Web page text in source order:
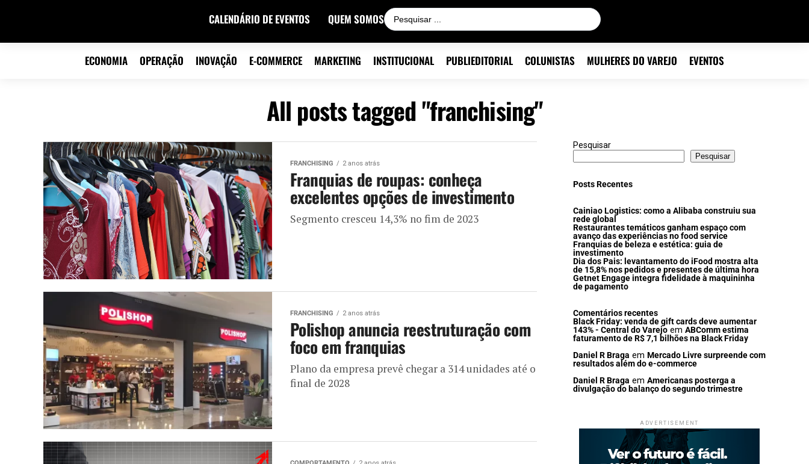
CALENDÁRIO DE EVENTOS QUEM SOMOS
ECONOMIA OPERAÇÃO INOVAÇÃO E-COMMERCE MARKETING INSTITUCIONAL PUBLIEDITORIAL COLUNISTAS MULHERES DO VAREJO EVENTOS
All posts tagged "franchising"
FRANCHISING 2 anos atrás
Franquias de roupas: conheça
excelentes opções de investimento
Segmento cresceu 14,3% no fim de 2023
FRANCHISING 2 anos atrás
Polishop anuncia reestruturação com
foco em franquias
Plano da empresa prevê chegar a 314 unidades até o
final de 2028
Pesquisar
Pesquisar
Posts Recentes
Cainiao Logistics: como a Alibaba construiu sua
rede global
Restaurantes temáticos ganham espaço com
avanço das experiências no food service
Franquias de beleza e estética: guia de
investimento
Dia dos Pais: levantamento do iFood mostra alta
de 15,8% nos pedidos e presentes de última hora
Getnet Engage integra fidelidade à maquininha
de pagamento
Comentários recentes
Black Friday: venda de gift cards deve aumentar
143% - Central do Varejo em ABComm estima
faturamento de R$ 7,1 bilhões na Black Friday
Daniel R Braga em Mercado Livre surpreende com
resultados além do e-commerce
Daniel R Braga em Americanas posterga a
divulgação do balanço do segundo trimestre
ADVERTISEMENT